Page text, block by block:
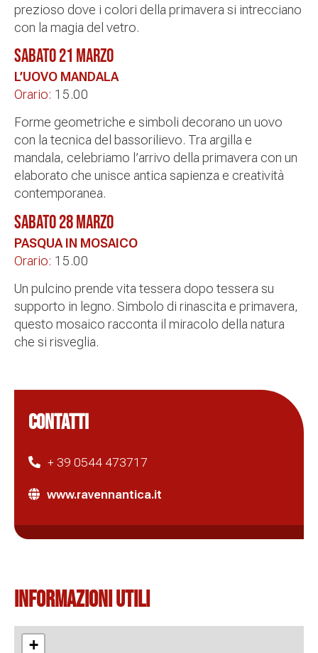
prezioso dove i colori della primavera si intrecciano
con la magia del vetro.
SABATO 21 MARZO
L’UOVO MANDALA
Orario: 15.00
Forme geometriche e simboli decorano un uovo
con la tecnica del bassorilievo. Tra argilla e
mandala, celebriamo l’arrivo della primavera con un
elaborato che unisce antica sapienza e creatività
contemporanea.
SABATO 28 MARZO
PASQUA IN MOSAICO
Orario: 15.00
Un pulcino prende vita tessera dopo tessera su
supporto in legno. Simbolo di rinascita e primavera,
questo mosaico racconta il miracolo della natura
che si risveglia.
CONTATTI
+ 39 0544 473717
www.ravennantica.it
Informazioni Utili
+